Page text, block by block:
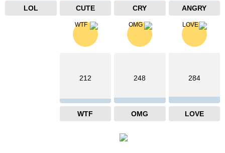
ANGRY
CRY
CUTE
LOL
284
LOVE
248
OMG
212
WTF